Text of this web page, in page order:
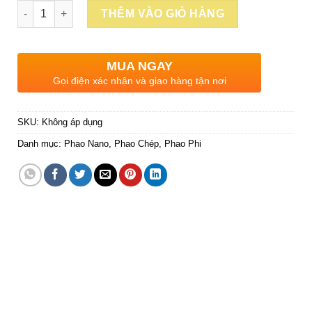
Số lượng
THÊM VÀO GIỎ HÀNG
MUA NGAY
Gọi điện xác nhận và giao hàng tận nơi
SKU: Không áp dụng
Danh mục: Phao Nano, Phao Chép, Phao Phi